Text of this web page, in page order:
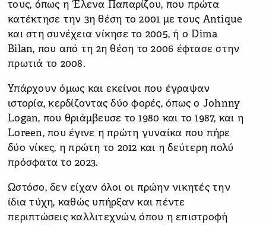
τους, όπως η Έλενα Παπαρίζου, που πρώτα
κατέκτησε την 3η θέση το 2001 με τους Antique
και στη συνέχεια νίκησε το 2005, ή ο Dima
Bilan, που από τη 2η θέση το 2006 έφτασε στην
πρωτιά το 2008.
Υπάρχουν όμως και εκείνοι που έγραψαν
ιστορία, κερδίζοντας δύο φορές, όπως ο Johnny
Logan, που θριάμβευσε το 1980 και το 1987, και η
Loreen, που έγινε η πρώτη γυναίκα που πήρε
δύο νίκες, η πρώτη το 2012 και η δεύτερη πολύ
πρόσφατα το 2023.
Ωστόσο, δεν είχαν όλοι οι πρώην νικητές την
ίδια τύχη, καθώς υπήρξαν και πέντε
περιπτώσεις καλλιτεχνών, όπου η επιστροφή